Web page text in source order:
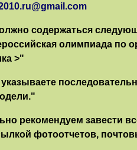
содержаться
олимпиада по
>"
рекомендуем завести
фотоотчетов,